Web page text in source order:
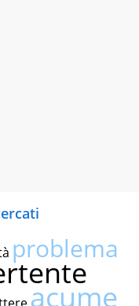
problema
acume